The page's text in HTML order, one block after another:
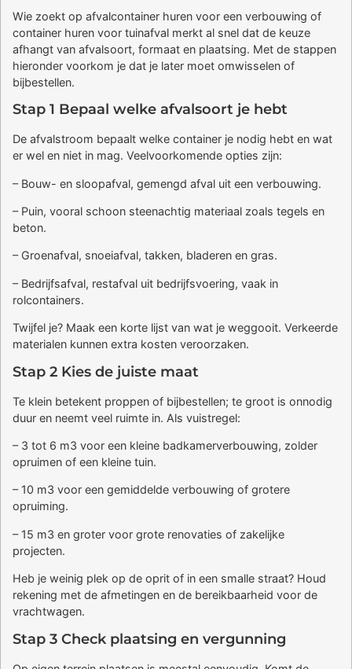
Wie zoekt op afvalcontainer huren voor een verbouwing of
container huren voor tuinafval merkt al snel dat de keuze
afhangt van afvalsoort, formaat en plaatsing. Met de stappen
hieronder voorkom je dat je later moet omwisselen of
bijbestellen.
Stap 1 Bepaal welke afvalsoort je hebt
De afvalstroom bepaalt welke container je nodig hebt en wat
er wel en niet in mag. Veelvoorkomende opties zijn:
– Bouw- en sloopafval, gemengd afval uit een verbouwing.
– Puin, vooral schoon steenachtig materiaal zoals tegels en
beton.
– Groenafval, snoeiafval, takken, bladeren en gras.
– Bedrijfsafval, restafval uit bedrijfsvoering, vaak in
rolcontainers.
Twijfel je? Maak een korte lijst van wat je weggooit. Verkeerde
materialen kunnen extra kosten veroorzaken.
Stap 2 Kies de juiste maat
Te klein betekent proppen of bijbestellen; te groot is onnodig
duur en neemt veel ruimte in. Als vuistregel:
– 3 tot 6 m3 voor een kleine badkamerverbouwing, zolder
opruimen of een kleine tuin.
– 10 m3 voor een gemiddelde verbouwing of grotere
opruiming.
– 15 m3 en groter voor grote renovaties of zakelijke
projecten.
Heb je weinig plek op de oprit of in een smalle straat? Houd
rekening met de afmetingen en de bereikbaarheid voor de
vrachtwagen.
Stap 3 Check plaatsing en vergunning